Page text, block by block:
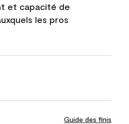
et capacité de
les pros
Guide des finis